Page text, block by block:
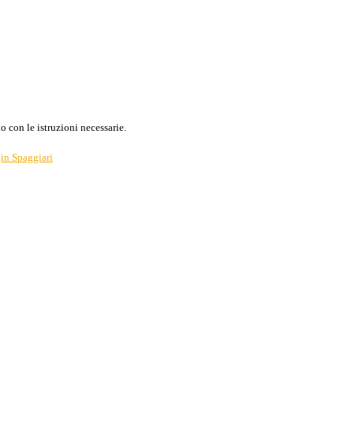
con le istruzioni necessarie.
Spaggiari